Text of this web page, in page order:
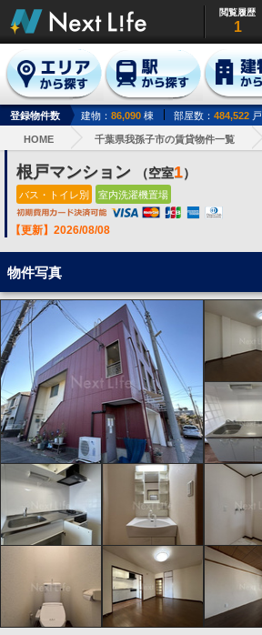
閲覧履歴
1
登録物件数 建物： 86,090 棟 部屋数： 484,522 戸
HOME 千葉県我孫子市の賃貸物件一覧
根戸マンション （空室1）
バス・トイレ別 室内洗濯機置場
【更新】2026/08/08
物件写真